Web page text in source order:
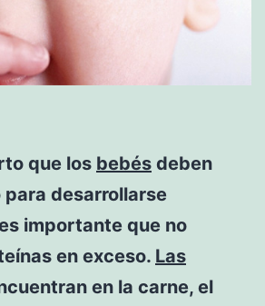
que los bebés deben
desarrollarse
importante que no
en exceso. Las
en la carne, el